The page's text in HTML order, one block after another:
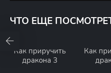
ЧТО ЕЩЕ
Как приручить
дракона 3
Как